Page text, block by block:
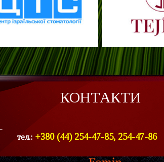
КОНТАКТИ
тел.: +380 (44) 254-47-85, 254-47-86